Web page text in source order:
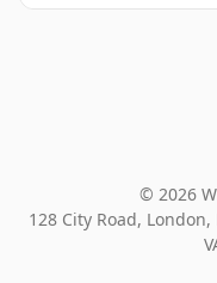
© 2026
128 City Road, London,